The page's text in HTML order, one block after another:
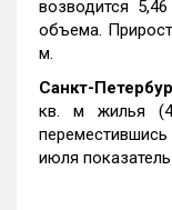
возводится
объема.
м.
Санкт-
кв. м жилья
июля